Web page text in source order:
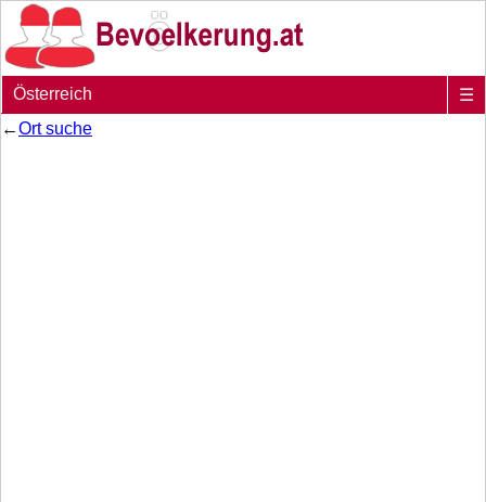
Österreich
☰
←Ort suche